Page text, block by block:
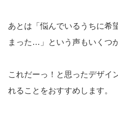
あとは「悩んでいるうちに希
まった…」という声もいくつ
これだーっ！と思ったデザイ
れることをおすすめします。